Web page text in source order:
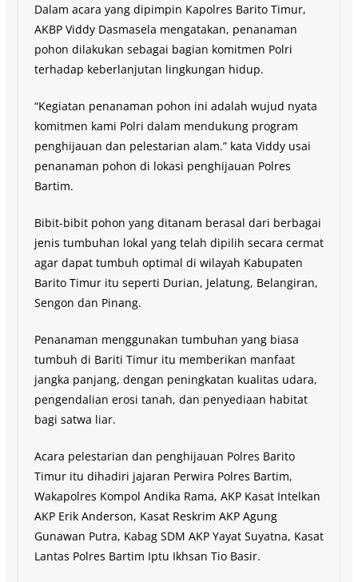
Dalam acara yang dipimpin Kapolres Barito Timur,
AKBP Viddy Dasmasela mengatakan, penanaman
pohon dilakukan sebagai bagian komitmen Polri
terhadap keberlanjutan lingkungan hidup.
“Kegiatan penanaman pohon ini adalah wujud nyata
komitmen kami Polri dalam mendukung program
penghijauan dan pelestarian alam.” kata Viddy usai
penanaman pohon di lokasi penghijauan Polres
Bartim.
Bibit-bibit pohon yang ditanam berasal dari berbagai
jenis tumbuhan lokal yang telah dipilih secara cermat
agar dapat tumbuh optimal di wilayah Kabupaten
Barito Timur itu seperti Durian, Jelatung, Belangiran,
Sengon dan Pinang.
Penanaman menggunakan tumbuhan yang biasa
tumbuh di Bariti Timur itu memberikan manfaat
jangka panjang, dengan peningkatan kualitas udara,
pengendalian erosi tanah, dan penyediaan habitat
bagi satwa liar.
Acara pelestarian dan penghijauan Polres Barito
Timur itu dihadiri jajaran Perwira Polres Bartim,
Wakapolres Kompol Andika Rama, AKP Kasat Intelkan
AKP Erik Anderson, Kasat Reskrim AKP Agung
Gunawan Putra, Kabag SDM AKP Yayat Suyatna, Kasat
Lantas Polres Bartim Iptu Ikhsan Tio Basir.